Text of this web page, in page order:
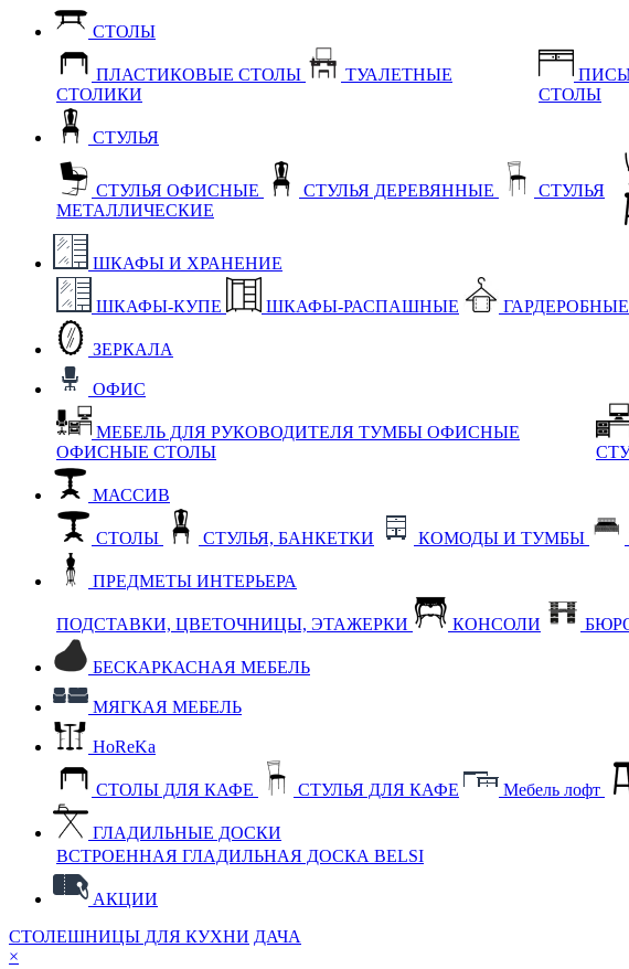
СТОЛЫ
ПЛАСТИКОВЫЕ СТОЛЫ
ТУАЛЕТНЫЕ
СТОЛИКИ
СТОЛЫ
СТУЛЬЯ
СТУЛЬЯ ОФИСНЫЕ СТУЛЬЯ ДЕРЕВЯННЫЕ
СТУЛЬЯ
МЕТАЛЛИЧЕСКИЕ
ШКАФЫ И ХРАНЕНИЕ
ШКАФЫ-КУПЕ ШКАФЫ-РАСПАШНЫЕ
ЗЕРКАЛА
ОФИС
МЕБЕЛЬ ДЛЯ РУКОВОДИТЕЛЯ ТУМБЫ ОФИСНЫЕ
ОФИСНЫЕ СТОЛЫ
МАССИВ
СТОЛЫ СТУЛЬЯ, БАНКЕТКИ КОМОДЫ И ТУМБЫ
ПРЕДМЕТЫ ИНТЕРЬЕРА
ПОДСТАВКИ, ЦВЕТОЧНИЦЫ, ЭТАЖЕРКИ КОНСОЛИ
БЕСКАРКАСНАЯ МЕБЕЛЬ
МЯГКАЯ МЕБЕЛЬ
HoReKa
СТОЛЫ ДЛЯ КАФЕ СТУЛЬЯ ДЛЯ КАФЕ Мебель лофт
ГЛАДИЛЬНЫЕ ДОСКИ
ВСТРОЕННАЯ ГЛАДИЛЬНАЯ ДОСКА BELSI
АКЦИИ
СТОЛЕШНИЦЫ ДЛЯ КУХНИ ДАЧА
×